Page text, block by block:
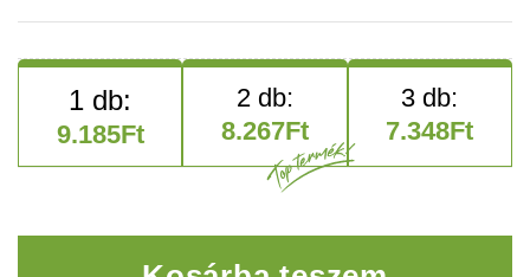
9.185Ft 8.267Ft 7.348Ft